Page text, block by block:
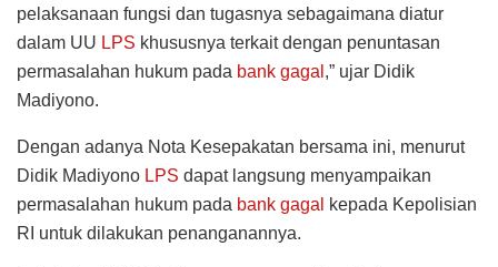
pelaksanaan fungsi dan tugasnya sebagaimana diatur
dalam UU LPS khususnya terkait dengan penuntasan
permasalahan hukum pada bank gagal ,” ujar Didik
Madiyono.
Dengan adanya Nota Kesepakatan bersama ini, menurut
Didik Madiyono LPS dapat langsung menyampaikan
permasalahan hukum pada bank gagal kepada Kepolisian
RI untuk dilakukan penanganannya.